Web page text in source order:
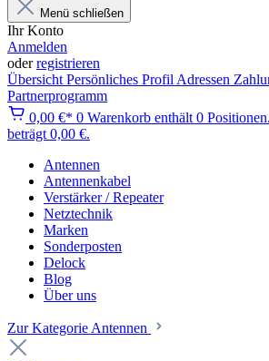
Menü schließen
Ihr Konto
Anmelden
oderregistrieren
Übersicht Persönliches Profil Adressen
Partnerprogramm
0,00 €* 0 Warenkorb enthält 0
beträgt 0,00 €.
Antennen
Antennenkabel
Verstärker / Repeater
Netztechnik
Marken
Sonderposten
Delock
Blog
Über uns
Zur Kategorie Antennen